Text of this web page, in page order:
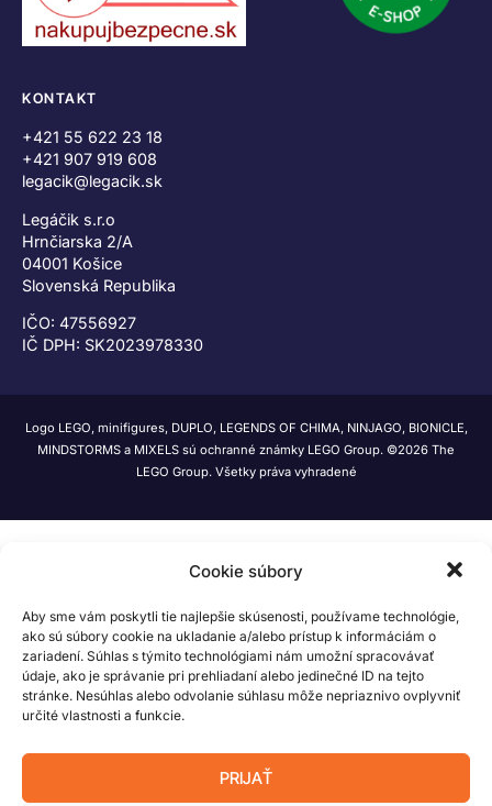
Cookie súbory
Aby sme vám poskytli tie najlepšie skúsenosti, používame technológie,
ako sú súbory cookie na ukladanie a/alebo prístup k informáciám o
zariadení. Súhlas s týmito technológiami nám umožní spracovávať
údaje, ako je správanie pri prehliadaní alebo jedinečné ID na tejto
stránke. Nesúhlas alebo odvolanie súhlasu môže nepriaznivo ovplyvniť
určité vlastnosti a funkcie.
PRIJAŤ
KONTAKT
+421 55 622 23 18
+421 907 919 608
legacik@legacik.sk
Legáčik s.r.o
Hrnčiarska 2/A
04001 Košice
Slovenská Republika
IČO: 47556927
IČ DPH: SK2023978330
Logo LEGO, minifigures, DUPLO, LEGENDS OF CHIMA, NINJAGO, BIONICLE,
MINDSTORMS a MIXELS sú ochranné známky LEGO Group. ©2026 The
LEGO Group. Všetky práva vyhradené